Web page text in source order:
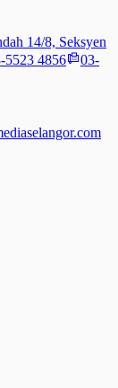
14/8, Seksyen
5523 4856
03-